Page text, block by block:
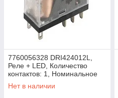
7760056328 DRI424012L,
Реле + LED, Количество
контактов: 1, Номинальное
напряжение: 12 В DC
Нет в наличии